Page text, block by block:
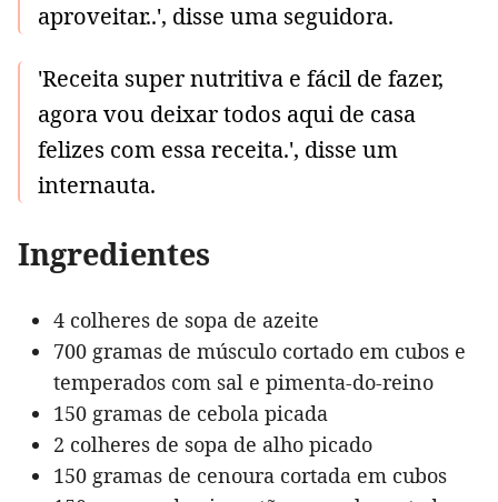
aproveitar..', disse uma seguidora.
'Receita super nutritiva e fácil de fazer,
agora vou deixar todos aqui de casa
felizes com essa receita.', disse um
internauta.
Ingredientes
4 colheres de sopa de azeite
700 gramas de músculo cortado em cubos e
temperados com sal e pimenta-do-reino
150 gramas de cebola picada
2 colheres de sopa de alho picado
150 gramas de cenoura cortada em cubos